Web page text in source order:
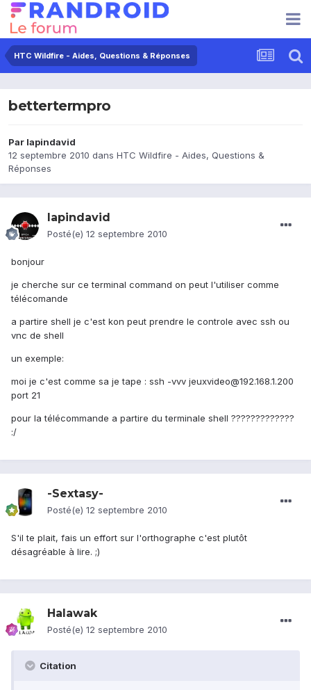
HTC Wildfire - Aides, Questions & Réponses
bettertermpro
Par lapindavid
12 septembre 2010 dans HTC Wildfire - Aides, Questions &
Réponses
lapindavid
Posté(e) 12 septembre 2010
bonjour
je cherche sur ce terminal command on peut l'utiliser comme
télécomande
a partire shell je c'est kon peut prendre le controle avec ssh ou
vnc de shell
un exemple:
moi je c'est comme sa je tape : ssh -vvv jeuxvideo@192.168.1.200
port 21
pour la télécommande a partire du terminale shell ?????????????
:/
-Sextasy-
Posté(e) 12 septembre 2010
S'il te plait, fais un effort sur l'orthographe c'est plutôt
désagréable à lire. ;)
Halawak
Posté(e) 12 septembre 2010
Citation